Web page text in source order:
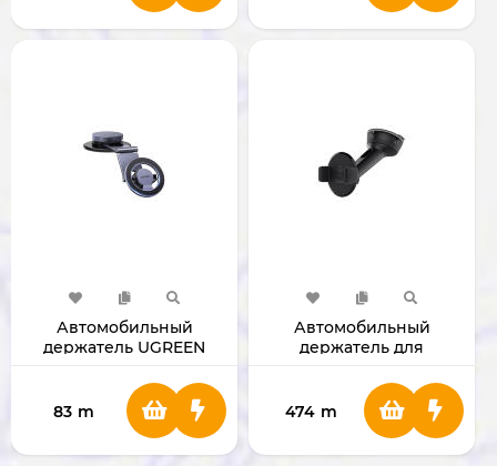
Автомобильный
держатель UGREEN
83 m
Автомобильный
держатель для
Universal Mount
474 m